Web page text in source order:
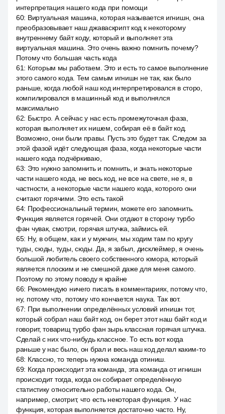
интерпретация нашего кода при помощи
60: Виртуальная машина, которая называется игнишн, она
преобразовывает наш джаваскрипт код к некоторому
внутреннему байт коду, который и выполняет эта
виртуальная машина. Это очень важно помнить почему?
Потому что большая часть кода
61: Которым мы работаем. Это и есть то самое выполнение
этого самого кода. Тем самым игнишн не так, как было
раньше, когда любой наш код интерпретировался в сторо,
компилировался в машинный код и выполнялся
максимально
62: Быстро. А сейчас у нас есть промежуточная фаза,
которая выполняет их нишем, собирая её в байт код.
Возможно, они были правы. Пусть это будет так. Следом за
этой фазой идёт следующая фаза, когда некоторые части
нашего кода подчёркиваю,
63: Это нужно запомнить и помнить, и знать некоторые
части нашего кода, не весь код, не все на свете, не я, в
частности, а некоторые части нашего кода, которого они
считают горячими. Это есть такой
64: Профессиональный термин, можете его запомнить.
Функция является горячей. Они отдают в сторону турбо
фан чувак, смотри, горячая штучка, займись ей.
65: Ну, в общем, как и у мужчин, мы ходим там по кругу
туды, сюды, туды, сюды. Да, я забыл, дисклеймер, я очень
большой любитель своего собственного юмора, который
является плоским и не смешной даже для меня самого.
Поэтому по этому поводу я крайне
66: Рекомендую ничего писать в комментариях, потому что,
ну, потому что, потому что кончается наука. Так вот.
67: При выполнении определённых условий игнишн тот,
который собрал наш байт код, он берет этот наш байт код и
говорит, товарищ турбо фан зырь классная горячая штучка.
Сделай с них что-нибудь классное. То есть вот когда
раньше у нас было, он брал и весь наш код делал каким-то
68: Классно, то теперь нужна команда отиниш.
69: Когда происходит эта команда, эта команда от игнишн
происходит тогда, когда он собирает определённую
статистику относительно работы нашего кода. Он,
например, смотрит, что есть некоторая функция. У нас
функция, которая выполняется достаточно часто. Ну,